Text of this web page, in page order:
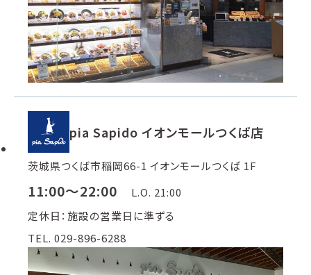
pia Sapido イオンモールつくば店
茨城県つくば市稲岡66-1 イオンモールつくば 1F
11:00～22:00
L.O. 21:00
定休日：施設の営業日に準ずる
TEL. 029-896-6288